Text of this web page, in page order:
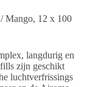
Mango, 12 x 100
langdurig en
zijn geschikt
luchtverfrissings